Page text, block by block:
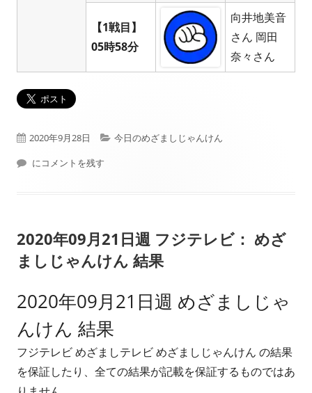
【1戦目】
05時58分
向井地美音
さん 岡田
奈々さん
公
開
2020年9月28日
カ
ー
今日のめざましじゃんけん
本日（2020年09月28日）フジテレビ： めざましじゃんけん 結果
にコメントを残す
2020年09月21日週 フジテレビ： めざ
ましじゃんけん 結果
2020年09月21日週 めざましじゃ
んけん 結果
フジテレビ めざましテレビ めざましじゃんけん の結果
を保証したり、全ての結果が記載を保証するものではあ